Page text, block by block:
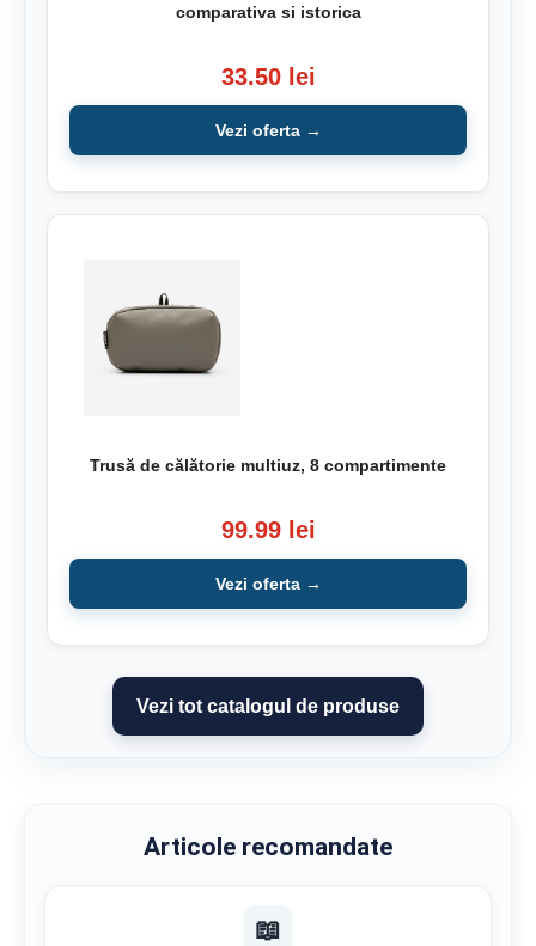
comparativa si istorica
33.50 lei
Vezi oferta →
Trusă de călătorie multiuz, 8 compartimente
99.99 lei
Vezi oferta →
Vezi tot catalogul de produse
Articole recomandate
📖